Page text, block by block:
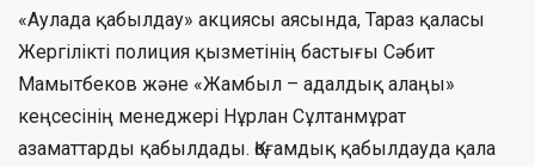
«Аулада қабылдау» акциясы аясында, Тараз қаласы
Жергілікті полиция қызметінің бастығы Сәбит
Мамытбеков және «Жамбыл – адалдық алаңы»
кеңсесінің менеджері Нұрлан Сұлтанмұрат
азаматтарды қабылдады. Қоғамдық қабылдауда қала